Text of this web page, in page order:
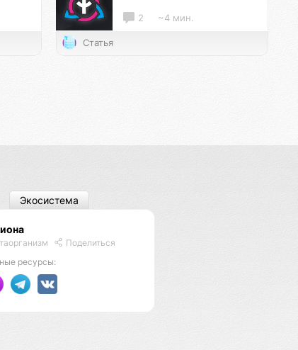
2 ~4 мин.
Статья
Поделиться
ресурсы:
Экосистема